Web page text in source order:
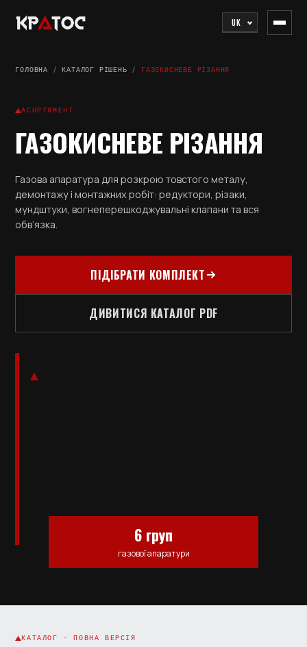
UK
ГОЛОВНА /КАТАЛОГ РІШЕНЬ / ГАЗОКИСНЕВЕ РІЗАННЯ
АСОРТИМЕНТ
ГАЗОКИСНЕВЕ РІЗАННЯ
Газова апаратура для розкрою товстого металу,
демонтажу і монтажних робіт: редуктори, різаки,
мундштуки, вогнеперешкоджувальні клапани та вся
обв’язка.
ПІДІБРАТИ КОМПЛЕКТ
ДИВИТИСЯ КАТАЛОГ PDF
6 груп
газової апаратури
КАТАЛОГ · ПОВНА ВЕРСІЯ